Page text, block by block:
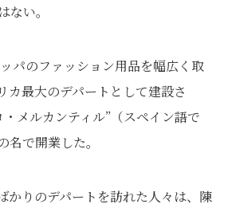
ない。
パのファッション用品を幅広く取
カ最大のデパートとして建設さ
メルカンティル”（スペイン語で
名で開業した。
かりのデパートを訪れた人々は、陳